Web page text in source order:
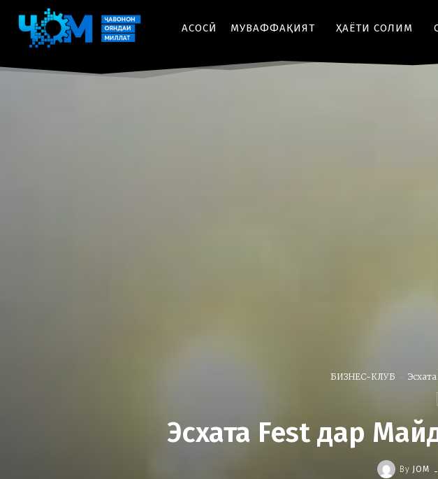
АСОСӢ МУВАФФАҚИЯТ ҲАЁТИ СОЛИМ
БИЗНЕС-КЛУБ
Эсхата Fest дар
By JOM -